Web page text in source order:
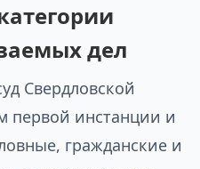
дел
Свердловской
первой инстанции и
гражданские и